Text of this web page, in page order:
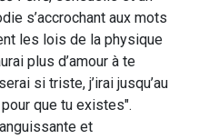
s’accrochant aux mots
les lois de la physique
plus d’amour à te
si triste, j’irai jusqu’au
que tu existes".
et